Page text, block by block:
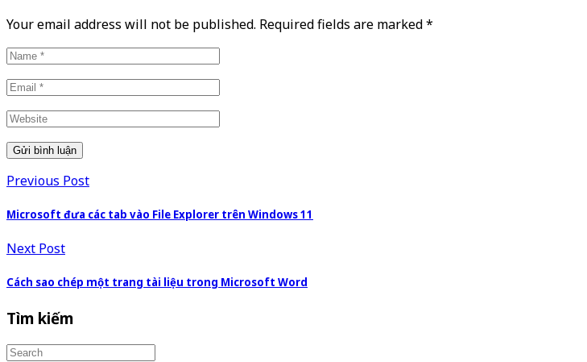
Your email address will not be published. Required fields are marked*
Previous Post
Microsoft đưa các tab vào File Explorer trên Windows 11
Next Post
Cách sao chép một trang tài liệu trong Microsoft Word
Tìm kiếm